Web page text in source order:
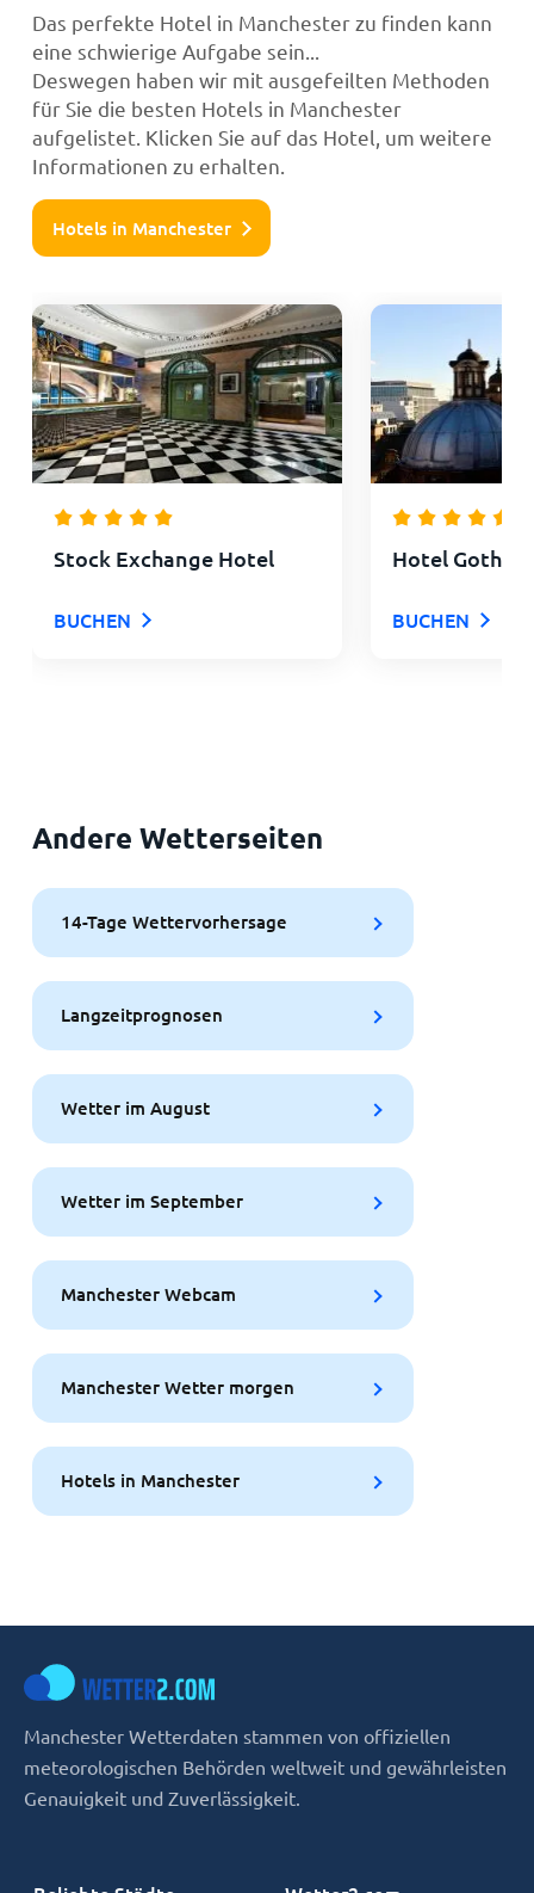
Das perfekte Hotel in Manchester zu finden kann
eine schwierige Aufgabe sein...
Deswegen haben wir mit ausgefeilten Methoden
für Sie die besten Hotels in Manchester
aufgelistet. Klicken Sie auf das Hotel, um weitere
Informationen zu erhalten.
Hotels in Manchester
Stock Exchange Hotel
BUCHEN
Hotel Gotham
BUCHEN
Andere Wetterseiten
14-Tage Wettervorhersage
Langzeitprognosen
Wetter im August
Wetter im September
Manchester Webcam
Manchester Wetter morgen
Hotels in Manchester
Manchester Wetterdaten stammen von offiziellen
meteorologischen Behörden weltweit und gewährleisten
Genauigkeit und Zuverlässigkeit.